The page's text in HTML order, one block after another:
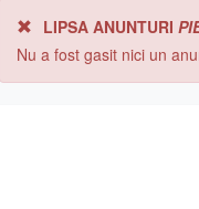
LIPSA ANUNTURI
Nu a fost gasit nici un